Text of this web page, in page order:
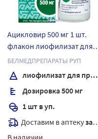
Ацикловир 500 мг 1 шт.
флакон лиофилизат для
приготовления раствора
для инфузий
БЕЛМЕДПРЕПАРАТЫ РУП
лиофилизат для приготовления раствора для инфузий
Дозировка 500 мг
1 шт в уп.
Доставим в аптекузавтра
В наличии